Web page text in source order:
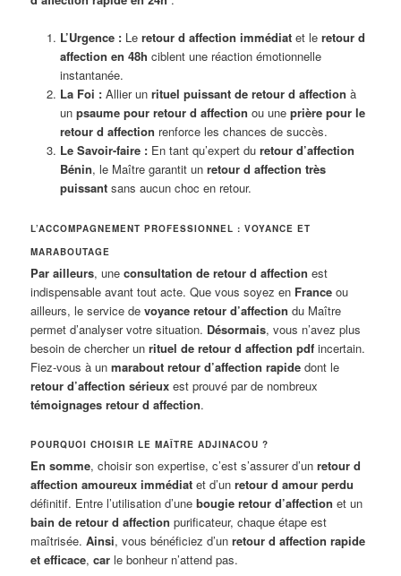
L’Urgence :Le retour d affection immédiatet le retour d
affection en 48h ciblent une réaction émotionnelle
instantanée.
La Foi :Allier un rituel puissant de retour d affection à
un psaume pour retour d affection ou une prière pour le
retour d affection renforce les chances de succès.
Le Savoir-faire :En tant qu’expert du retour d’affection
Bénin, le Maître garantit un retour d affection très
puissantsans aucun choc en retour.
L’ACCOMPAGNEMENT PROFESSIONNEL : VOYANCE ET
MARABOUTAGE
Par ailleurs, uneconsultation de retour d affection est
indispensable avant tout acte. Que vous soyez en France ou
ailleurs, le service devoyance retour d’affection du Maître
permet d’analyser votre situation. Désormais, vous n’avez plus
besoin de chercher unrituel de retour d affection pdf incertain.
Fiez-vous à unmarabout retour d’affection rapide dont le
retour d’affection sérieux est prouvé par de nombreux
témoignages retour d affection.
POURQUOI CHOISIR LE MAÎTRE ADJINACOU ?
En somme, choisir son expertise, c’est s’assurer d’unretour d
affection amoureux immédiat et d’unretour d amour perdu
définitif. Entre l’utilisation d’unebougie retour d’affection et un
bain de retour d affection purificateur, chaque étape est
maîtrisée.Ainsi, vous bénéficiez d’unretour d affection rapide
et efficace,car le bonheur n’attend pas.